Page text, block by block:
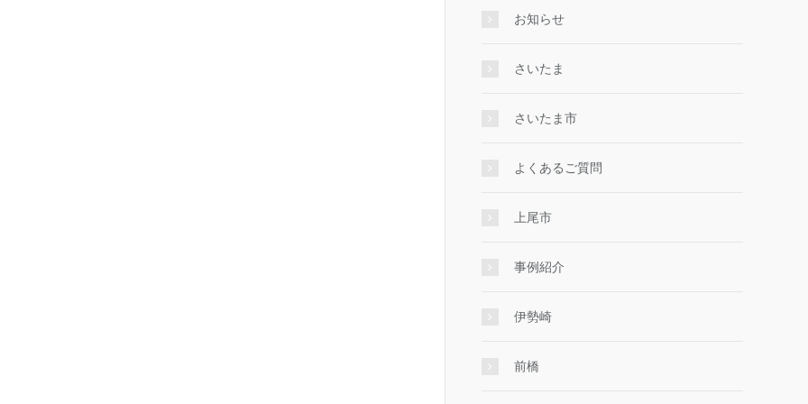
お知らせ
さいたま
さいたま市
よくあるご質問
上尾市
事例紹介
伊勢崎
前橋